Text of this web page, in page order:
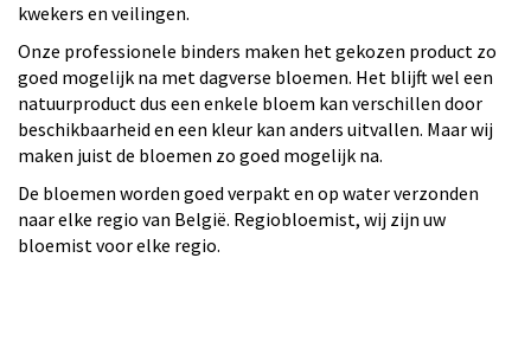
kwekers en veilingen.
Onze professionele binders maken het gekozen product zo
goed mogelijk na met dagverse bloemen. Het blijft wel een
natuurproduct dus een enkele bloem kan verschillen door
beschikbaarheid en een kleur kan anders uitvallen. Maar wij
maken juist de bloemen zo goed mogelijk na.
De bloemen worden goed verpakt en op water verzonden
naar elke regio van België. Regiobloemist, wij zijn uw
bloemist voor elke regio.